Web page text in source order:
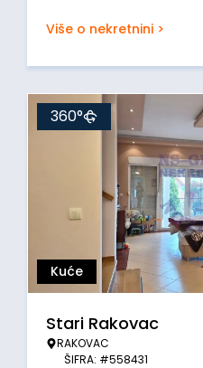
Više o nekretnini >
Kuće
360°
Stari Rakovac
RAKOVAC
ŠIFRA: #558431